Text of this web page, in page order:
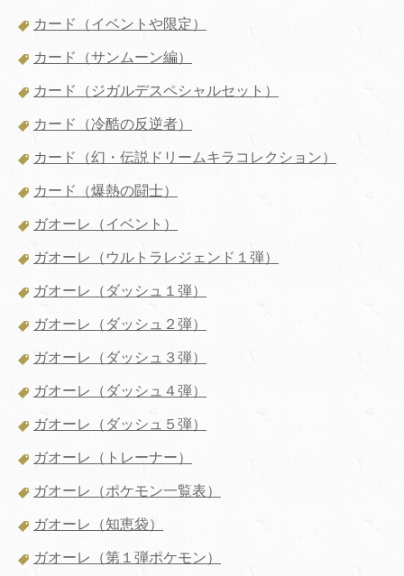
カード（イベントや限定）
カード（サンムーン編）
カード（ジガルデスペシャルセット）
カード（冷酷の反逆者）
カード（幻・伝説ドリームキラコレクション）
カード（爆熱の闘士）
ガオーレ（イベント）
ガオーレ（ウルトラレジェンド１弾）
ガオーレ（ダッシュ１弾）
ガオーレ（ダッシュ２弾）
ガオーレ（ダッシュ３弾）
ガオーレ（ダッシュ４弾）
ガオーレ（ダッシュ５弾）
ガオーレ（トレーナー）
ガオーレ（ポケモン一覧表）
ガオーレ（知恵袋）
ガオーレ（第１弾ポケモン）